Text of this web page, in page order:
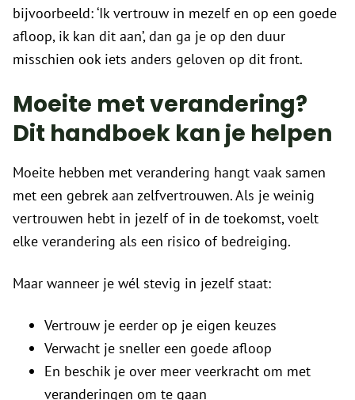
bijvoorbeeld: ‘Ik vertrouw in mezelf en op een goede
afloop, ik kan dit aan’, dan ga je op den duur
misschien ook iets anders geloven op dit front.
Moeite met verandering?
Dit handboek kan je helpen
Moeite hebben met verandering hangt vaak samen
met een gebrek aan zelfvertrouwen. Als je weinig
vertrouwen hebt in jezelf of in de toekomst, voelt
elke verandering als een risico of bedreiging.
Maar wanneer je wél stevig in jezelf staat:
Vertrouw je eerder op je eigen keuzes
Verwacht je sneller een goede afloop
En beschik je over meer veerkracht om met
veranderingen om te gaan